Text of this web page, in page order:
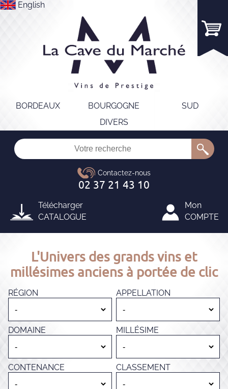
English
BORDEAUX BOURGOGNE
SUD
DIVERS
Télécharger
CATALOGUE
Mon
COMPTE
L'Univers des grands vins et
millésimes anciens à portée de clic
RÉGION APPELLATION
DOMAINE MILLÉSIME
CONTENANCE CLASSEMENT